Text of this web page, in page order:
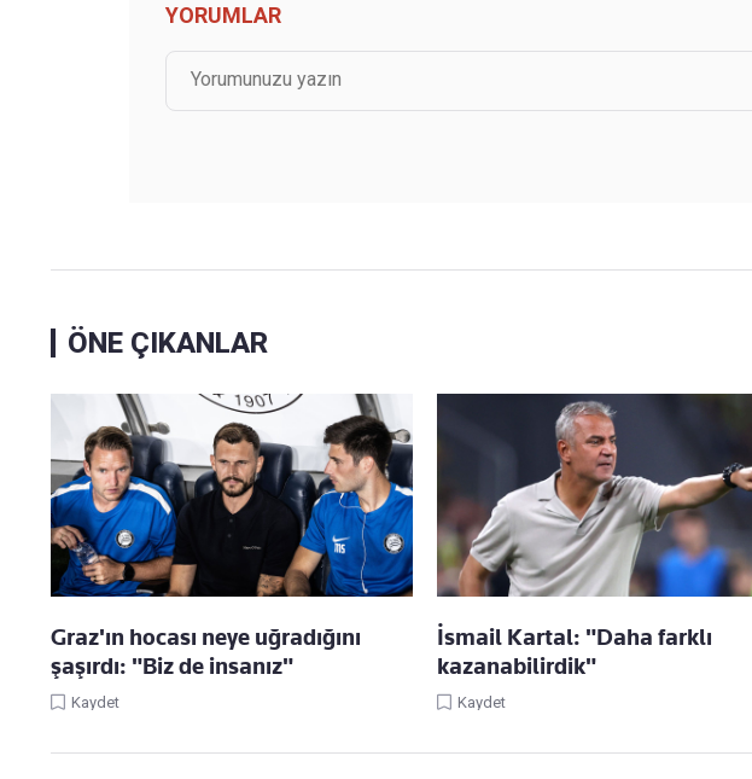
YORUMLAR
ÖNE ÇIKANLAR
Graz'ın hocası neye uğradığını
şaşırdı: "Biz de insanız"
Kaydet
İsmail Kartal: "Daha farklı
kazanabilirdik"
Kaydet